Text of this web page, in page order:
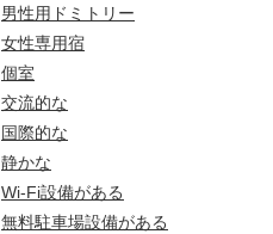
男性用ドミトリー
女性専用宿
個室
交流的な
国際的な
静かな
Wi-Fi設備がある
無料駐車場設備がある